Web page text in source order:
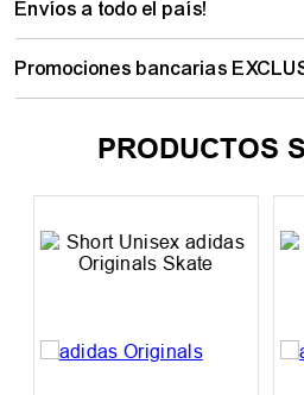
PRODUCTOS